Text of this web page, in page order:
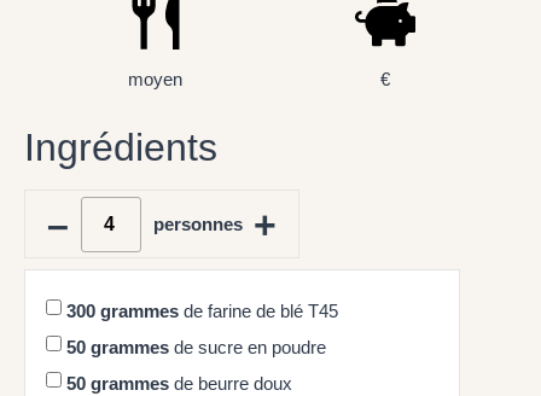
moyen €
Ingrédients
–
personnes +
300 grammes de farine de blé T45
50 grammes de sucre en poudre
50 grammes de beurre doux